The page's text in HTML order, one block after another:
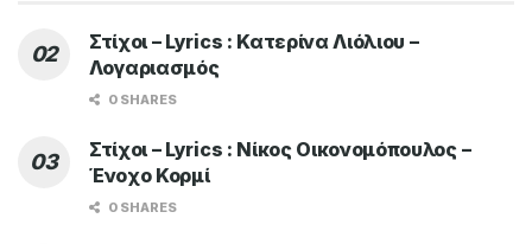
Στίχοι – Lyrics : Κατερίνα Λιόλιου –
Λογαριασμός
0 SHARES
Στίχοι – Lyrics : Νίκος Οικονομόπουλος –
Ένοχο Κορμί
0 SHARES